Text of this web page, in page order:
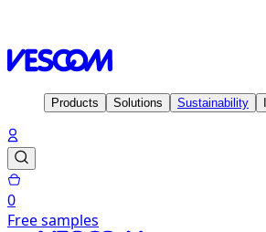
Products Solutions Sustainability
0
Free samples